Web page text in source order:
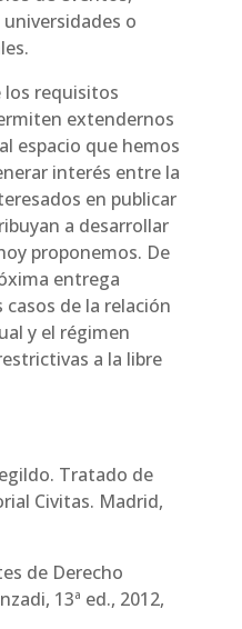
o
requisitos
extendernos
espacio que hemos
interés entre la
en publicar
a desarrollar
proponemos. De
entrega
de la relación
y el régimen
a la libre
Tratado de
Civitas. Madrid,
de Derecho
13ª ed., 2012,